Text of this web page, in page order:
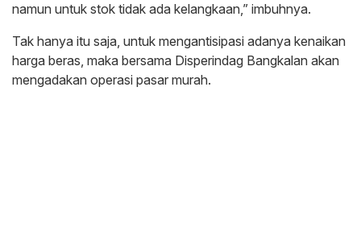
namun untuk stok tidak ada kelangkaan,” imbuhnya.
Tak hanya itu saja, untuk mengantisipasi adanya kenaikan
harga beras, maka bersama Disperindag Bangkalan akan
mengadakan operasi pasar murah.